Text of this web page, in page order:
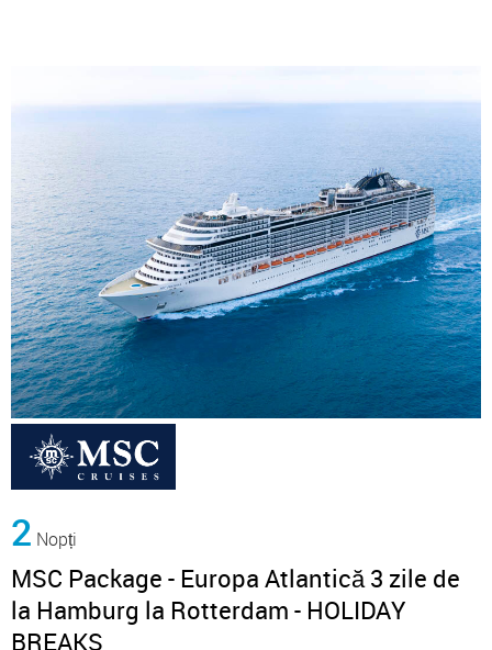
2 Nopți
MSC Package - Europa Atlantică 3 zile de
la Hamburg la Rotterdam - HOLIDAY
BREAKS